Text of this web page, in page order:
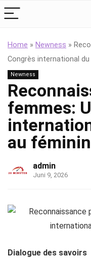
Home » Newness »
Congrès international
Newness
femmes:
au féminin
admin
Juni 9, 2026
Dialogue des savoirs